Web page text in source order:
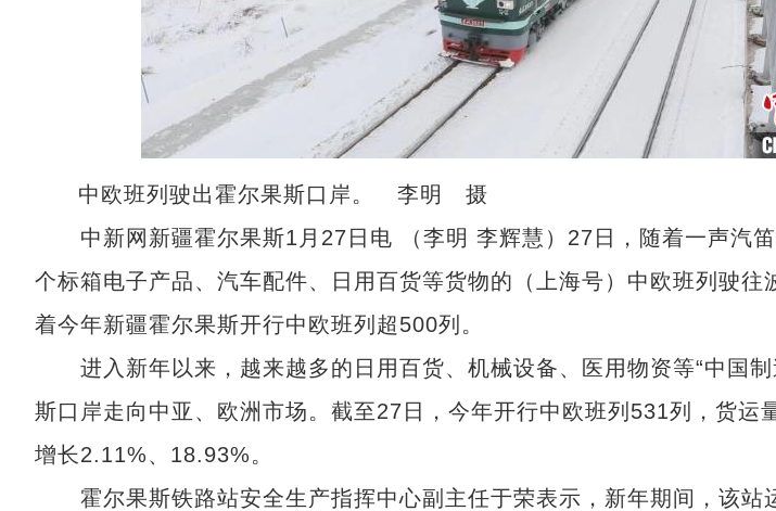
中欧班列驶出霍尔果斯口岸。 李明 摄
中新网新疆霍尔果斯1月27日电 （李明 李辉慧）27日，随着一声汽
个标箱电子产品、汽车配件、日用百货等货物的（上海号）中欧班列驶往
着今年新疆霍尔果斯开行中欧班列超500列。
进入新年以来，越来越多的日用百货、机械设备、医用物资等“中国制
斯口岸走向中亚、欧洲市场。截至27日，今年开行中欧班列531列，货运
增长2.11%、18.93%。
霍尔果斯铁路站安全生产指挥中心副主任于荣表示，新年期间，该站